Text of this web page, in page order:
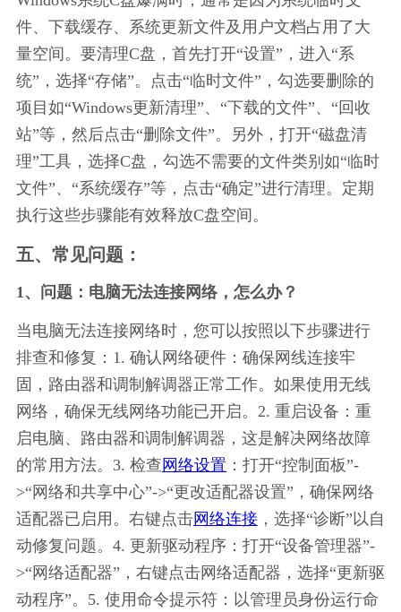
件、下载缓存、系统更新文件及用户文档占用了大
量空间。要清理C盘，首先打开“设置”，进入“系
统”，选择“存储”。点击“临时文件”，勾选要删除的
项目如“Windows更新清理”、“下载的文件”、“回收
站”等，然后点击“删除文件”。另外，打开“磁盘清
理”工具，选择C盘，勾选不需要的文件类别如“临时
文件”、“系统缓存”等，点击“确定”进行清理。定期
执行这些步骤能有效释放C盘空间。
五、常见问题：
1、问题：电脑无法连接网络，怎么办？
当电脑无法连接网络时，您可以按照以下步骤进行
排查和修复：1. 确认网络硬件：确保网线连接牢
固，路由器和调制解调器正常工作。如果使用无线
网络，确保无线网络功能已开启。2. 重启设备：重
启电脑、路由器和调制解调器，这是解决网络故障
的常用方法。3. 检查 网络设置 ：打开“控制面板”-
>“网络和共享中心”->“更改适配器设置”，确保网络
适配器已启用。右键点击网络连接，选择“诊断”以自
动修复问题。4. 更新驱动程序：打开“设备管理器”-
>“网络适配器”，右键点击网络适配器，选择“更新驱
动程序”。5. 使用命令提示符：以管理员身份运行命